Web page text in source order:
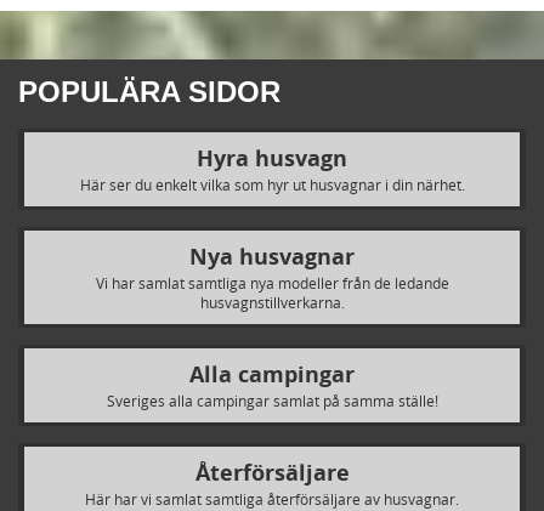
POPULÄRA SIDOR
Hyra husvagn
Här ser du enkelt vilka som hyr ut husvagnar i din närhet.
Nya husvagnar
Vi har samlat samtliga nya modeller från de ledande
husvagnstillverkarna.
Alla campingar
Sveriges alla campingar samlat på samma ställe!
Återförsäljare
Här har vi samlat samtliga återförsäljare av husvagnar.